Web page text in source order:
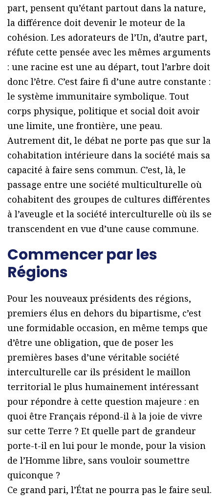
part, pensent qu’étant partout dans la nature,
la différence doit devenir le moteur de la
cohésion. Les adorateurs de l’Un, d’autre part,
réfute cette pensée avec les mêmes arguments
: une racine est une au départ, tout l’arbre doit
donc l’être. C’est faire fi d’une autre constante :
le système immunitaire symbolique. Tout
corps physique, politique et social doit avoir
une limite, une frontière, une peau.
Autrement dit, le débat ne porte pas que sur la
cohabitation intérieure dans la société mais sa
capacité à faire sens commun. C’est, là, le
passage entre une société multiculturelle où
cohabitent des groupes de cultures différentes
à l’aveugle et la société interculturelle où ils se
transcendent en vue d’une cause commune.
Commencer par les
Régions
Pour les nouveaux présidents des régions,
premiers élus en dehors du bipartisme, c’est
une formidable occasion, en même temps que
d’être une obligation, que de poser les
premières bases d’une véritable société
interculturelle car ils président le maillon
territorial le plus humainement intéressant
pour répondre à cette question majeure : en
quoi être Français répond-il à la joie de vivre
sur cette Terre ? Et quelle part de grandeur
porte-t-il en lui pour le monde, pour la vision
de l’Homme libre, sans vouloir soumettre
quiconque ?
Ce grand pari, l’État ne pourra pas le faire seul.